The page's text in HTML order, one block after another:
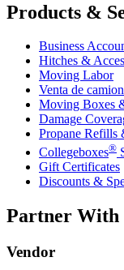
Products &
Business
Hitches &
Moving Labor
Venta de
Moving Boxes
Damage
Propane Refills
Collegeboxes®
Gift Certificates
Discounts &
Partner With
Vendor